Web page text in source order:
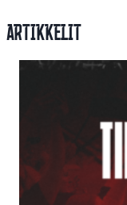
Artikkelit